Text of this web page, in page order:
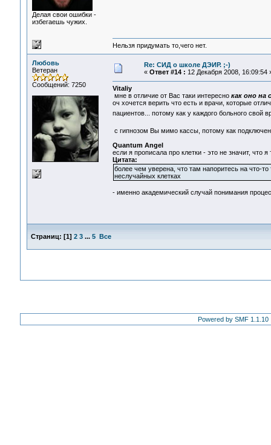
Делая свои ошибки -
избегаешь чужих.
Нельзя придумать то,чего нет.
Любовь
Ветеран
Сообщений: 7250
Re: СИД о школе ДЭИР. ;-)
« Ответ #14 : 12 Декабря 2008, 16:09:54
Vitaliy
мне в отличие от Вас таки интересно как оно на
оч хочется верить что есть и врачи, которые
пациентов... потому как у каждого больного свой
с гипнозом Вы мимо кассы, потому как
Quantum Angel
если я прописала про клетки - это не значит, что
Цитата:
более чем уверена, что там напоритесь на что-
неслучайных клетках
- именно академический случай понимания
Страниц: [1] 2 3 ... 5 Все
Powered by SMF 1.1.10